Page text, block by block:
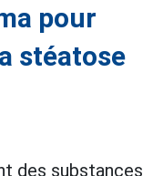
pour
stéatose
des substances